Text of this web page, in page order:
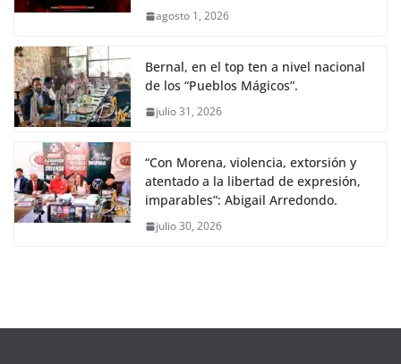
agosto 1, 2026
Bernal, en el top ten a nivel nacional
de los “Pueblos Mágicos”.
julio 31, 2026
“Con Morena, violencia, extorsión y
atentado a la libertad de expresión,
imparables”: Abigail Arredondo.
julio 30, 2026